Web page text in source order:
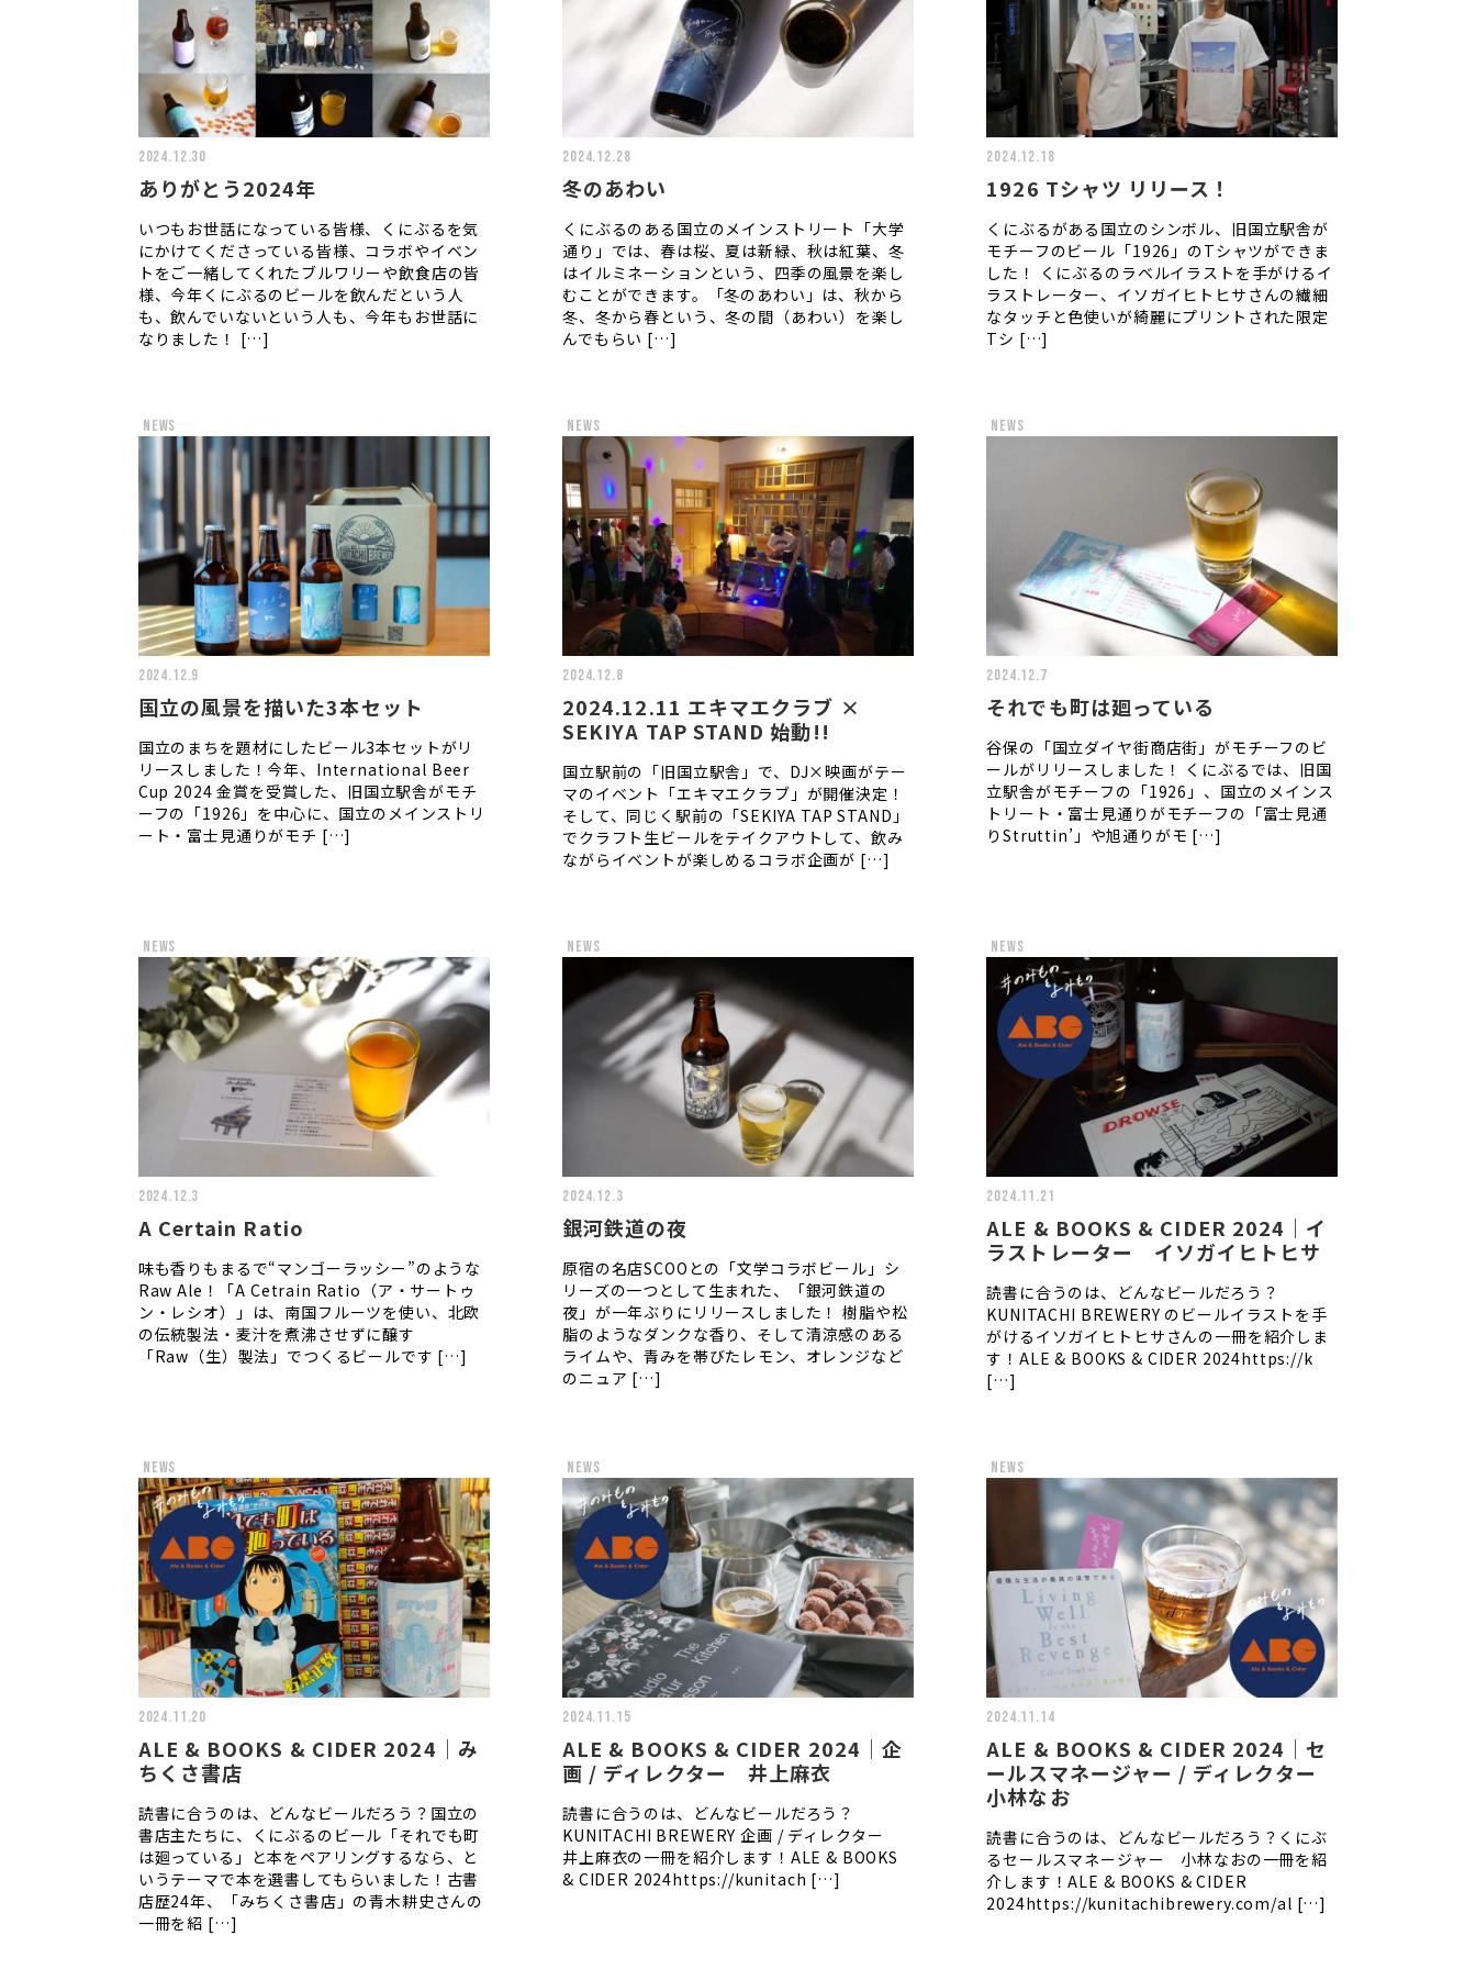
2024.12.30
ありがとう2024年
いつもお世話になっている皆様、くにぶるを気
にかけてくださっている皆様、コラボやイベン
トをご一緒してくれたブルワリーや飲食店の皆
様、今年くにぶるのビールを飲んだという人
も、飲んでいないという人も、今年もお世話に
なりました！ […]
2024.12.28
冬のあわい
くにぶるのある国立のメインストリート「大学
通り」では、春は桜、夏は新緑、秋は紅葉、冬
はイルミネーションという、四季の風景を楽し
むことができます。「冬のあわい」は、秋から
冬、冬から春という、冬の間（あわい）を楽し
んでもらい […]
2024.12.18
1926 Tシャツ リリース！
くにぶるがある国立のシンボル、旧国立駅舎が
モチーフのビール「1926」のTシャツができま
した！ くにぶるのラベルイラストを手がけるイ
ラストレーター、イソガイヒトヒサさんの繊細
なタッチと色使いが綺麗にプリントされた限定
Tシ […]
news
2024.12.9
国立の風景を描いた3本セット
国立のまちを題材にしたビール3本セットがリ
リースしました！今年、International Beer
Cup 2024 金賞を受賞した、旧国立駅舎がモチ
ーフの「1926」を中心に、国立のメインストリ
ート・富士見通りがモチ […]
news
2024.12.8
2024.12.11 エキマエクラブ ×
SEKIYA TAP STAND 始動!!
国立駅前の「旧国立駅舎」で、DJ×映画がテー
マのイベント「エキマエクラブ」が開催決定！
そして、同じく駅前の「SEKIYA TAP STAND」
でクラフト生ビールをテイクアウトして、飲み
ながらイベントが楽しめるコラボ企画が […]
news
2024.12.7
それでも町は廻っている
谷保の「国立ダイヤ街商店街」がモチーフのビ
ールがリリースしました！ くにぶるでは、旧国
立駅舎がモチーフの「1926」、国立のメインス
トリート・富士見通りがモチーフの「富士見通
りStruttin’」や旭通りがモ […]
news
2024.12.3
A Certain Ratio
味も香りもまるで“マンゴーラッシー”のような
Raw Ale！「A Cetrain Ratio（ア・サートゥ
ン・レシオ）」は、南国フルーツを使い、北欧
の伝統製法・麦汁を煮沸させずに醸す
「Raw（生）製法」でつくるビールです […]
news
2024.12.3
銀河鉄道の夜
原宿の名店SCOOとの「文学コラボビール」シ
リーズの一つとして生まれた、「銀河鉄道の
夜」が一年ぶりにリリースしました！ 樹脂や松
脂のようなダンクな香り、そして清涼感のある
ライムや、青みを帯びたレモン、オレンジなど
のニュア […]
news
2024.11.21
ALE & BOOKS & CIDER 2024｜イ
ラストレーター イソガイヒトヒサ
読書に合うのは、どんなビールだろう？
KUNITACHI BREWERY のビールイラストを手
がけるイソガイヒトヒサさんの一冊を紹介しま
す！ALE & BOOKS & CIDER 2024https://k
[…]
news
2024.11.20
ALE & BOOKS & CIDER 2024｜み
ちくさ書店
読書に合うのは、どんなビールだろう？国立の
書店主たちに、くにぶるのビール「それでも町
は廻っている」と本をペアリングするなら、と
いうテーマで本を選書してもらいました！古書
店歴24年、「みちくさ書店」の青木耕史さんの
一冊を紹 […]
news
2024.11.15
ALE & BOOKS & CIDER 2024｜企
画 / ディレクター 井上麻衣
読書に合うのは、どんなビールだろう？
KUNITACHI BREWERY 企画 / ディレクター
井上麻衣の一冊を紹介します！ALE & BOOKS
& CIDER 2024https://kunitach […]
news
2024.11.14
ALE & BOOKS & CIDER 2024｜セ
ールスマネージャー / ディレクター
小林なお
読書に合うのは、どんなビールだろう？くにぶ
るセールスマネージャー 小林なおの一冊を紹
介します！ALE & BOOKS & CIDER
2024https://kunitachibrewery.com/al […]